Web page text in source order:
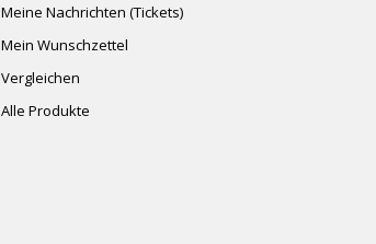
Meine Nachrichten (Tickets)
Mein Wunschzettel
Vergleichen
Alle Produkte